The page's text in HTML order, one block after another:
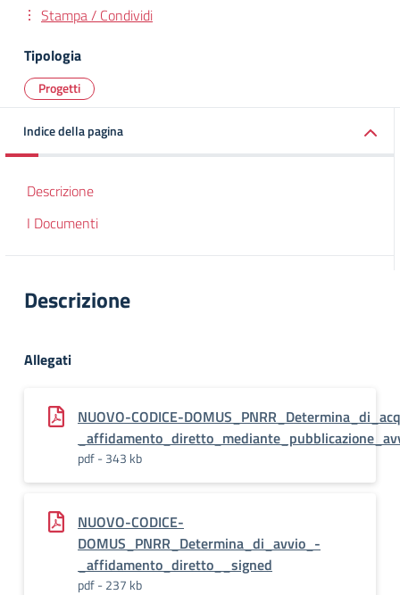
Stampa / Condividi
Tipologia
Progetti
Indice della pagina
Descrizione
I Documenti
Descrizione
Allegati
NUOVO-CODICE-
pdf - 343 kb
NUOVO-CODICE-
DOMUS_PNRR_Determina_di_avvio_-
_affidamento_diretto__signed
pdf - 237 kb